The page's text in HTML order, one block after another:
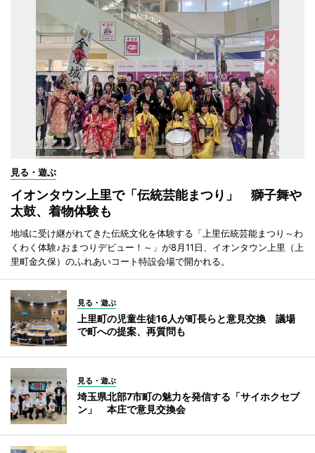
見る・遊ぶ
イオンタウン上里で「伝統芸能まつり」 獅子舞や
太鼓、着物体験も
地域に受け継がれてきた伝統文化を体験する「上里伝統芸能まつり～わ
くわく体験♪おまつりデビュー！～」が8月11日、イオンタウン上里（上
里町金久保）のふれあいコート特設会場で開かれる。
見る・遊ぶ
上里町の児童生徒16人が町長らと意見交換 議場
で町への提案、再質問も
見る・遊ぶ
埼玉県北部7市町の魅力を発信する「サイホクセブ
ン」 本庄で意見交換会